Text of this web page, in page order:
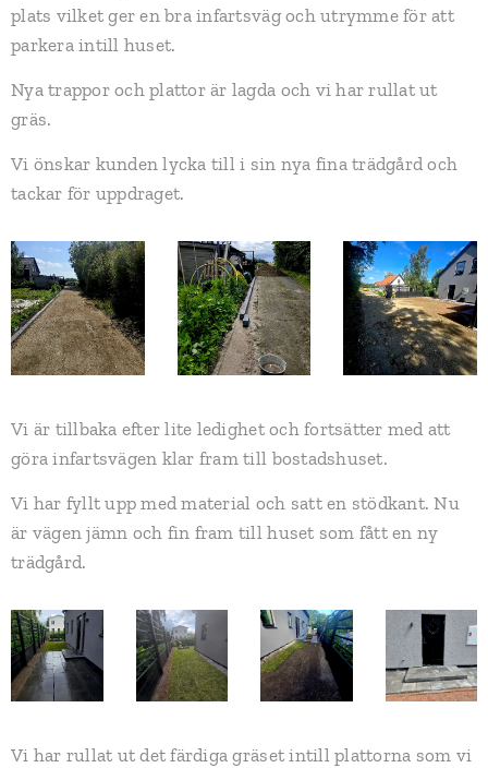
plats vilket ger en bra infartsväg och utrymme för att
parkera intill huset.
Nya trappor och plattor är lagda och vi har rullat ut
gräs.
Vi önskar kunden lycka till i sin nya fina trädgård och
tackar för uppdraget.
Vi är tillbaka efter lite ledighet och fortsätter med att
göra infartsvägen klar fram till bostadshuset.
Vi har fyllt upp med material och satt en stödkant. Nu
är vägen jämn och fin fram till huset som fått en ny
trädgård.
Vi har rullat ut det färdiga gräset intill plattorna som vi